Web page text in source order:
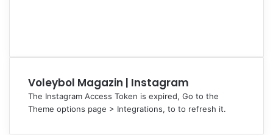
Voleybol Magazin | Instagram
The Instagram Access Token is expired, Go to the
Theme options page > Integrations, to to refresh it.